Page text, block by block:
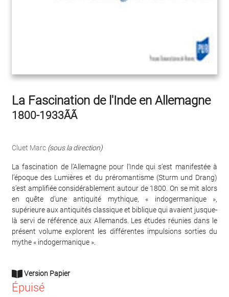
La Fascination de l'Inde en Allemagne
1800-1933ÃÃ
Cluet Marc (sous la direction)
La fascination de l’Allemagne pour l’Inde qui s’est manifestée à
l’époque des Lumières et du préromantisme (Sturm und Drang)
s’est amplifiée considérablement autour de 1800. On se mit alors
en quête d’une antiquité mythique, « indogermanique »,
supérieure aux antiquités classique et biblique qui avaient jusque-
là servi de référence aux Allemands. Les études réunies dans le
présent volume explorent les différentes impulsions sorties du
mythe « indogermanique ».
Version Papier
Épuisé